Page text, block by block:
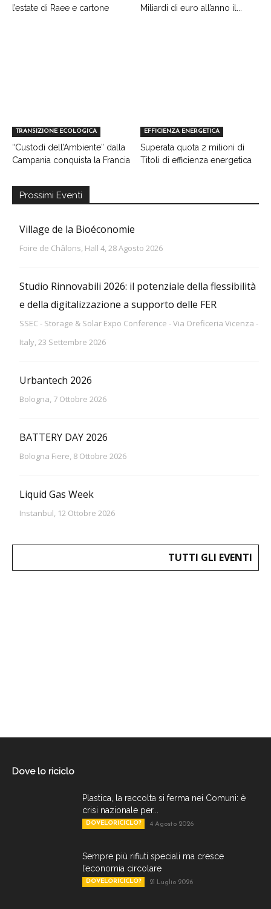
l’estate di Raee e cartone Miliardi di euro all’anno il...
TRANSIZIONE ECOLOGICA
“Custodi dell’Ambiente” dalla
Campania conquista la Francia
EFFICIENZA ENERGETICA
Superata quota 2 milioni di
Titoli di efficienza energetica
Prossimi Eventi
Village de la Bioéconomie
Foire de Châlons, Hall 4, 28 Agosto 2026
Studio Rinnovabili 2026: il potenziale della flessibilità
e della digitalizzazione a supporto delle FER
SSEC - Storage & Solar Expo Conference - Via Oreficeria Vicenza -
Italy, 23 Settembre 2026
Urbantech 2026
Bologna, 7 Ottobre 2026
BATTERY DAY 2026
Bologna Fiere, 8 Ottobre 2026
Liquid Gas Week
Instanbul, 12 Ottobre 2026
TUTTI GLI EVENTI
Dove lo riciclo
Plastica, la raccolta si ferma nei Comuni: è
crisi nazionale per...
DOVELORICICLO? 4 Agosto 2026
Sempre più rifiuti speciali ma cresce
l’economia circolare
DOVELORICICLO? 21 Luglio 2026